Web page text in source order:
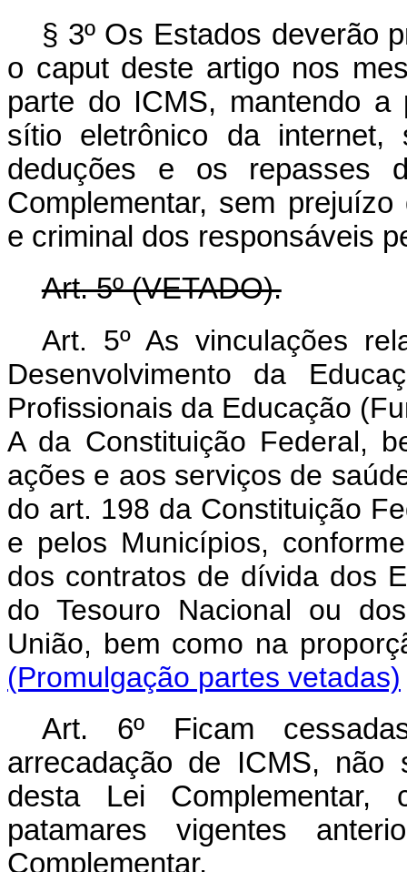
§ 3º Os Estados deverão
o caputdeste artigo nos
parte do ICMS, mantendo
sítio eletrônico da
deduções e os repasses
Complementar, sem
e criminal dos responsáveis
Art. 5º (VETADO).
Art. 5º As vinculações
Desenvolvimento da
Profissionais da Educação
A da Constituição Federal,
ações e aos serviços de
do art. 198 da Constituição
e pelos Municípios,
dos contratos de dívida dos
do Tesouro Nacional ou
União, bem como na
(Promulgação partes vetadas)
Art. 6º Ficam
arrecadação de ICMS,
desta Lei
patamares vigentes
Complementar.